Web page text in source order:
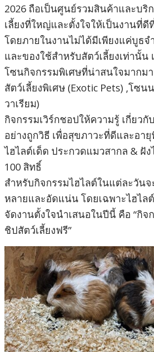
2026 ถือเป็นศูนย์รวมสินค้าและบริ
เลี้ยงที่ใหญ่และตั้งใจให้เป็นงานที่
โดยภายในงานไม่ได้มีเพียงแค่บูธจ
และของใช้สำหรับสัตว์เลี้ยงเท่านั้น
โซนกิจกรรมพิเศษที่น่าสนใจมากม
สัตว์เลี้ยงพิเศษ (Exotic Pets) ,โซ
วาเรียม)
กิจกรรมเวิร์กชอปให้ความรู้ เกี่ยวกั
อย่างถูกวิธี เพื่อสุขภาวะที่ดีและอา
ไฮไลต์เด็ด ประกวดแมวสากล & ฝั
100 สิทธิ์
สำหรับกิจกรรมไฮไลต์ในแต่ละวัน
หลายและอัดแน่น โดยเฉพาะไฮไล
จัดงานตั้งใจนำเสนอในปีนี้ คือ “กิจ
ชิปสัตว์เลี้ยงฟรี”